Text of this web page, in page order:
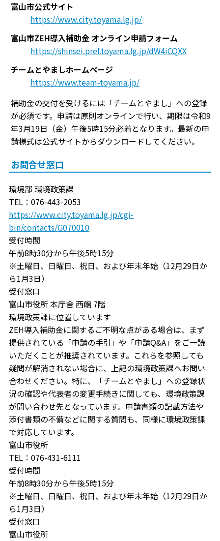
富山市公式サイト
https://www.city.toyama.lg.jp/
富山市ZEH導入補助金 オンライン申請フォーム
https://shinsei.pref.toyama.lg.jp/dW4iCQXX
チームとやましホームページ
https://www.team-toyama.jp/
補助金の交付を受けるには「チームとやまし」への登録
が必須です。申請は原則オンラインで行い、期限は令和9
年3月19日（金）午後5時15分必着となります。最新の申
請様式は公式サイトからダウンロードしてください。
お問合せ窓口
環境部 環境政策課
TEL：076-443-2053
https://www.city.toyama.lg.jp/cgi-
bin/contacts/G070010
受付時間
午前8時30分から午後5時15分
※土曜日、日曜日、祝日、および年末年始（12月29日か
ら1月3日）
受付窓口
富山市役所 本庁舎 西館 7階
環境政策課に位置しています
ZEH導入補助金に関するご不明な点がある場合は、まず
提供されている「申請の手引」や「申請Q&A」をご一読
いただくことが推奨されています。これらを参照しても
疑問が解消されない場合に、上記の環境政策課へお問い
合わせください。特に、「チームとやまし」への登録状
況の確認や代表者の変更手続きに関しても、環境政策課
が問い合わせ先となっています。申請書類の記載方法や
添付書類の不備などに関する質問も、同様に環境政策課
で対応しています。
富山市役所
TEL：076-431-6111
受付時間
午前8時30分から午後5時15分
※土曜日、日曜日、祝日、および年末年始（12月29日か
ら1月3日）
受付窓口
富山市役所